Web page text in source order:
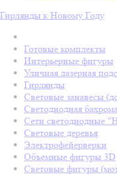
Гирлянды к Новому Году
Готовые комплекты
Интерьерные фигуры
Уличная лазерная
Гирлянды
Световые занавесы
Светодиодная
Сети светодиодные
Световые деревья
Электрофейерверки
Объемные фигуры 3D
Световые фигуры